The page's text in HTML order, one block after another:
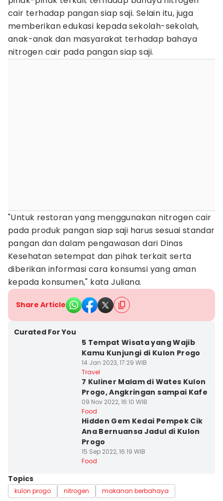
cair terhadap pangan siap saji. Selain itu, juga
memberikan edukasi kepada sekolah-sekolah,
anak-anak dan masyarakat terhadap bahaya
nitrogen cair pada pangan siap saji.
"Untuk restoran yang menggunakan nitrogen cair
pada produk pangan siap saji harus sesuai standar
pangan dan dalam pengawasan dari Dinas
Kesehatan setempat dan pihak terkait serta
diberikan informasi cara konsumsi yang aman
kepada konsumen," kata Juliana.
Share Article
Curated For You
5 Tempat Wisata yang Wajib
Kamu Kunjungi di Kulon Progo
14 Jan 2023, 17:29 WIB
Travel
7 Kuliner Malam di Wates Kulon
Progo, Angkringan sampai Kafe
09 Nov 2022, 16:10 WIB
Food
Hidden Gem Kedai Pempek Cik
Ana Bernuansa Jadul di Kulon
Progo
15 Sep 2022, 16:19 WIB
Food
Topics
kulon progo nitrogen makanan berbahaya